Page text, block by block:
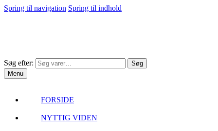
Spring til navigation Spring til indhold
Søg efter:
Søg
Menu
FORSIDE
NYTTIG VIDEN